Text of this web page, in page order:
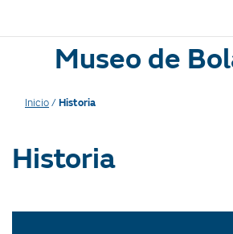
Museo de
Inicio/Historia
Historia